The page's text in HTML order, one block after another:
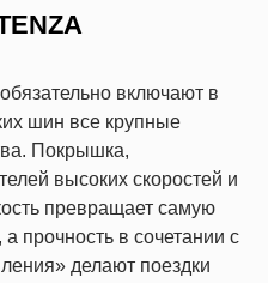
включают в
шин все крупные
Покрышка,
высоких скоростей и
превращает самую
прочность в сочетании с
делают поездки